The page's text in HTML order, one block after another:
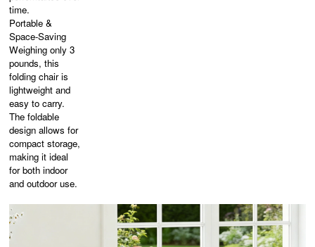
time.
Portable &
Space-Saving
Weighing only 3
pounds, this
folding chair is
lightweight and
easy to carry.
The foldable
design allows for
compact storage,
making it ideal
for both indoor
and outdoor use.